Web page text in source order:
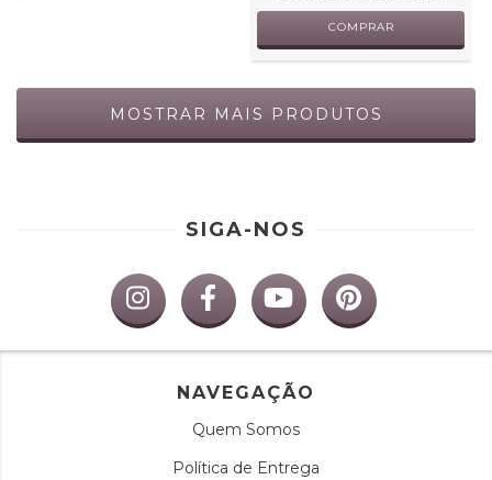
COMPRAR
MOSTRAR MAIS PRODUTOS
SIGA-NOS
NAVEGAÇÃO
Quem Somos
Política de Entrega